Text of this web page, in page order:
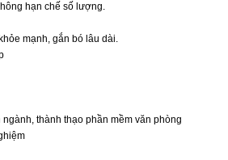
hạn chế số lượng.
mạnh, gắn bó lâu dài.
thành thạo phần mềm văn phòng